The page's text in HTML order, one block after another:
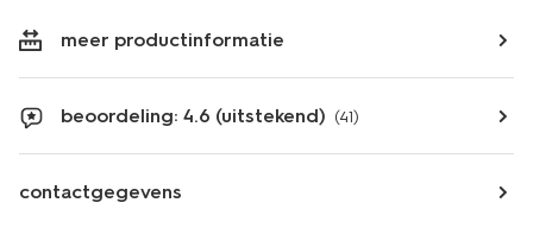
meer productinformatie
beoordeling: 4.6 (uitstekend) (41)
contactgegevens